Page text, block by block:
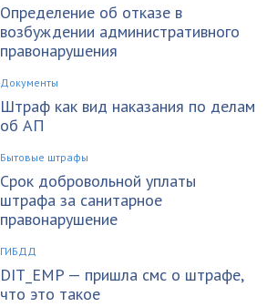
Определение об отказе в
возбуждении административного
правонарушения
Документы
Штраф как вид наказания по делам
об АП
Бытовые штрафы
Срок добровольной уплаты
штрафа за санитарное
правонарушение
ГИБДД
DIT_EMP — пришла смс о штрафе,
что это такое